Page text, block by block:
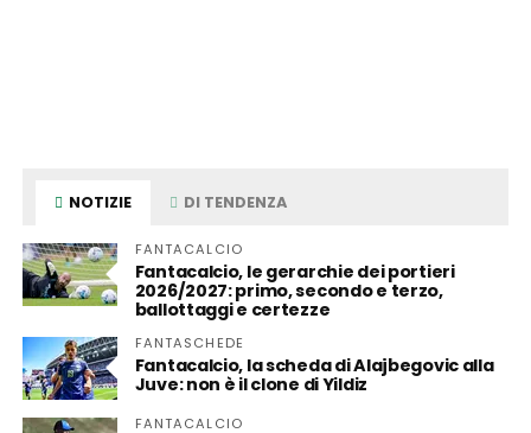
NOTIZIE DI TENDENZA
FANTACALCIO
Fantacalcio, le gerarchie dei portieri
2026/2027: primo, secondo e terzo,
ballottaggi e certezze
FANTASCHEDE
Fantacalcio, la scheda di Alajbegovic alla
Juve: non è il clone di Yildiz
FANTACALCIO